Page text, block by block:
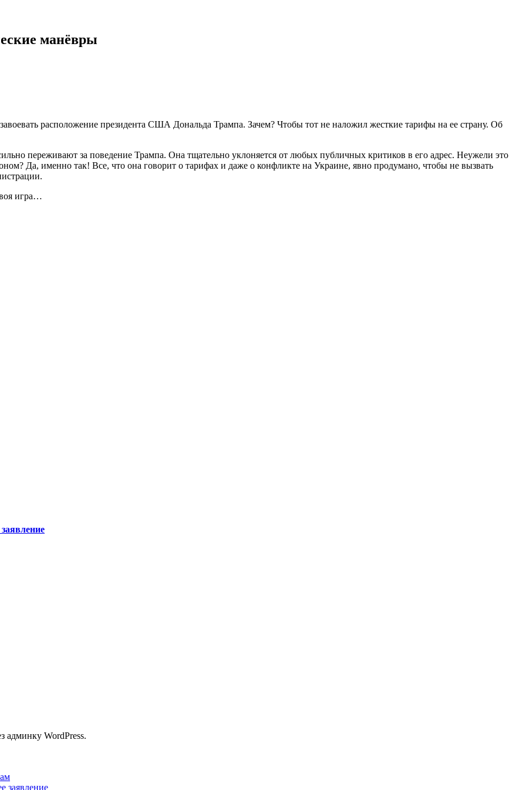
манёвры
расположение президента США Дональда Трампа. Зачем? Чтобы тот не наложил жесткие тарифы на ее страну. Об
переживают за поведение Трампа. Она тщательно уклоняется от любых публичных критиков в его адрес. Неужели это
Да, именно так! Все, что она говорит о тарифах и даже о конфликте на Украине, явно продумано, чтобы не вызвать
игра…
админку WordPress.
заявление